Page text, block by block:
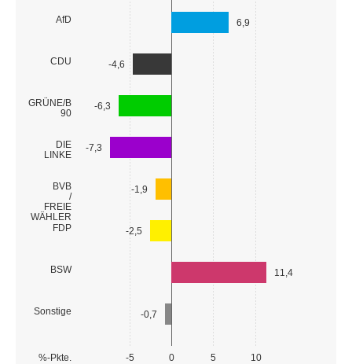
AfD
CDU
GRÜNE/B
90
DIE
LINKE
BVB
/
FREIE
WÄHLER
FDP
BSW
Sonstige
-5 0 5 10
%-Pkte.
6,9
-4,6
-6,3
-7,3
-1,9
-2,5
11,4
-0,7